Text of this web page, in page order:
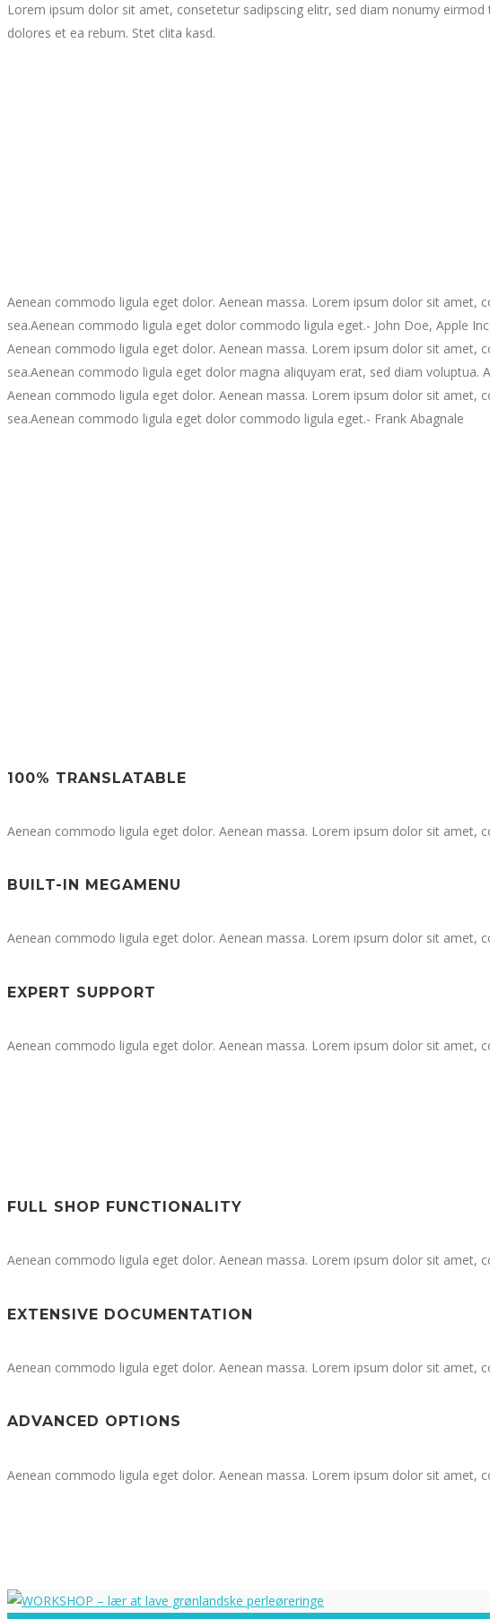
Lorem ipsum dolor sit amet, consetetur sadipscing elitr, sed diam nonumy
dolores et ea rebum. Stet clita kasd.
Aenean commodo ligula eget dolor. Aenean massa. Lorem ipsum dolor sit amet,
sea.Aenean commodo ligula eget dolor commodo ligula eget.- John Doe, Apple Inc
Aenean commodo ligula eget dolor. Aenean massa. Lorem ipsum dolor sit amet,
sea.Aenean commodo ligula eget dolor magna aliquyam erat, sed diam
Aenean commodo ligula eget dolor. Aenean massa. Lorem ipsum dolor sit amet,
sea.Aenean commodo ligula eget dolor commodo ligula eget.- Frank Abagnale
100% TRANSLATABLE
Aenean commodo ligula eget dolor. Aenean massa. Lorem ipsum dolor sit amet,
BUILT-IN MEGAMENU
Aenean commodo ligula eget dolor. Aenean massa. Lorem ipsum dolor sit amet,
EXPERT SUPPORT
Aenean commodo ligula eget dolor. Aenean massa. Lorem ipsum dolor sit amet,
FULL SHOP FUNCTIONALITY
Aenean commodo ligula eget dolor. Aenean massa. Lorem ipsum dolor sit amet,
EXTENSIVE DOCUMENTATION
Aenean commodo ligula eget dolor. Aenean massa. Lorem ipsum dolor sit amet,
ADVANCED OPTIONS
Aenean commodo ligula eget dolor. Aenean massa. Lorem ipsum dolor sit amet,